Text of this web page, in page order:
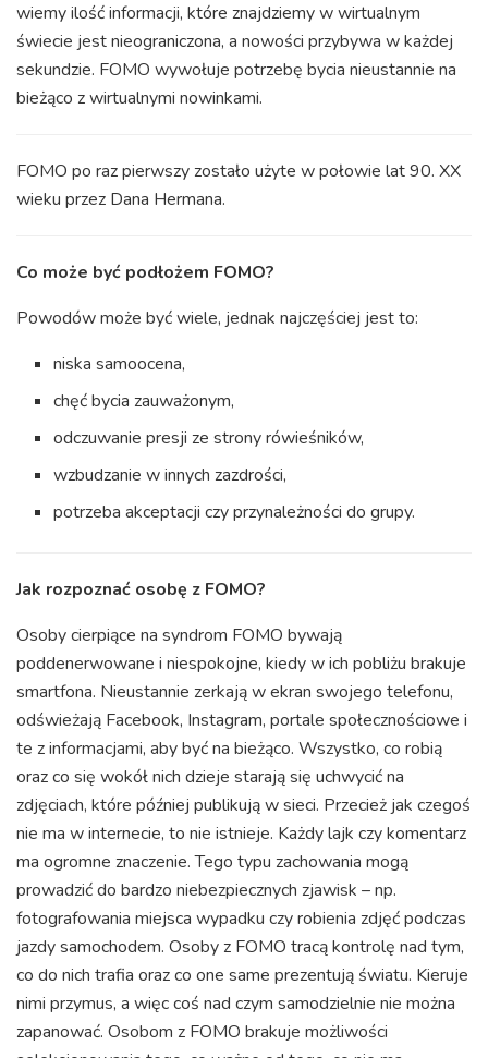
wiemy ilość informacji, które znajdziemy w wirtualnym
świecie jest nieograniczona, a nowości przybywa w każdej
sekundzie. FOMO wywołuje potrzebę bycia nieustannie na
bieżąco z wirtualnymi nowinkami.
FOMO po raz pierwszy zostało użyte w połowie lat 90. XX
wieku przez Dana Hermana.
Co może być podłożem FOMO?
Powodów może być wiele, jednak najczęściej jest to:
niska samoocena,
chęć bycia zauważonym,
odczuwanie presji ze strony rówieśników,
wzbudzanie w innych zazdrości,
potrzeba akceptacji czy przynależności do grupy.
Jak rozpoznać osobę z FOMO?
Osoby cierpiące na syndrom FOMO bywają
poddenerwowane i niespokojne, kiedy w ich pobliżu brakuje
smartfona. Nieustannie zerkają w ekran swojego telefonu,
odświeżają Facebook, Instagram, portale społecznościowe i
te z informacjami, aby być na bieżąco. Wszystko, co robią
oraz co się wokół nich dzieje starają się uchwycić na
zdjęciach, które później publikują w sieci. Przecież jak czegoś
nie ma w internecie, to nie istnieje. Każdy lajk czy komentarz
ma ogromne znaczenie. Tego typu zachowania mogą
prowadzić do bardzo niebezpiecznych zjawisk – np.
fotografowania miejsca wypadku czy robienia zdjęć podczas
jazdy samochodem. Osoby z FOMO tracą kontrolę nad tym,
co do nich trafia oraz co one same prezentują światu. Kieruje
nimi przymus, a więc coś nad czym samodzielnie nie można
zapanować. Osobom z FOMO brakuje możliwości